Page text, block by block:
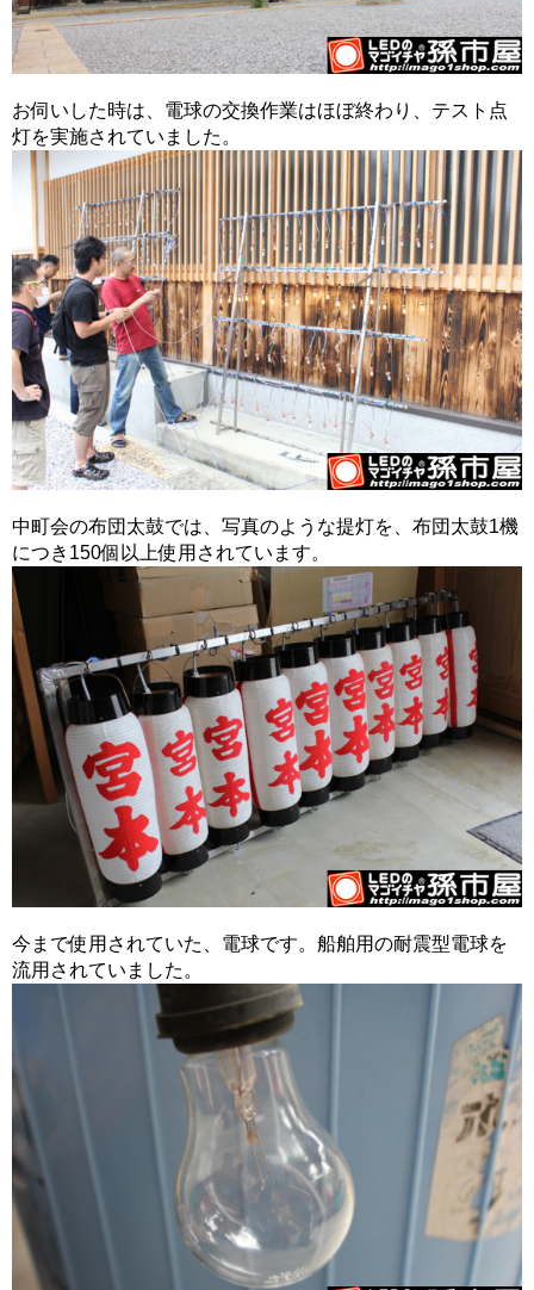
お伺いした時は、電球の交換作業はほぼ終わり、テスト点
灯を実施されていました。
中町会の布団太鼓では、写真のような提灯を、布団太鼓1機
につき150個以上使用されています。
今まで使用されていた、電球です。船舶用の耐震型電球を
流用されていました。